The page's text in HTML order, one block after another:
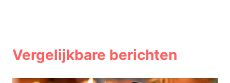
Vergelijkbare berichten